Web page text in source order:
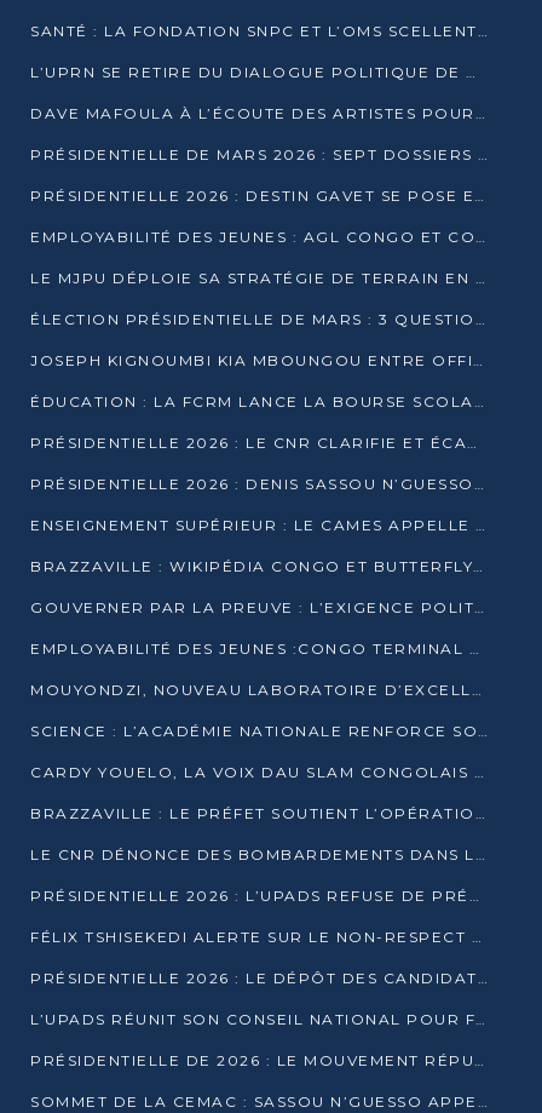
SANTÉ : LA FONDATION SNPC ET L’OMS SCELLENT UN PARTENARIAT STRATÉGIQUE DE TROIS ANS
L’UPRN SE RETIRE DU DIALOGUE POLITIQUE DE DJAMBALA : TENSIONS DANS LE PRÉ-ÉLECTORAL CONGOLAIS
DAVE MAFOULA À L’ÉCOUTE DES ARTISTES POUR REDÉFINIR SA POLITIQUE CULTURELLE
PRÉSIDENTIELLE DE MARS 2026 : SEPT DOSSIERS DE CANDIDATURE ENREGISTRÉS À LA CLÔTURE DES DÉPÔTS
PRÉSIDENTIELLE 2026 : DESTIN GAVET SE POSE EN CANDIDAT DU « RAS-LE-BOL »
EMPLOYABILITÉ DES JEUNES : AGL CONGO ET CONGO TERMINAL S’ALLIENT À UCAC-ICAM
LE MJPU DÉPLOIE SA STRATÉGIE DE TERRAIN EN FAVEUR DE DSN
ÉLECTION PRÉSIDENTIELLE DE MARS : 3 QUESTIONS À UN EXPERT CONGOLAIS DE LA CYBERSÉCURITÉ
JOSEPH KIGNOUMBI KIA MBOUNGOU ENTRE OFFICIELLEMENT EN COURSE POUR LA PRÉSIDENTIELLE
ÉDUCATION : LA FCRM LANCE LA BOURSE SCOLAIRE FRANCINE-NTOUMI POUR PROMOUVOIR LES FILIÈRES SCIENTIFIQUES
PRÉSIDENTIELLE 2026 : LE CNR CLARIFIE ET ÉCARTE LA CANDIDATURE DU PASTEUR NTUMI
PRÉSIDENTIELLE 2026 : DENIS SASSOU N’GUESSO ANNONCE OFFICIELLEMENT SA CANDIDATURE
ENSEIGNEMENT SUPÉRIEUR : LE CAMES APPELLE À UNE UNIVERSITÉ AFRICAINE AXÉE SUR L’EMPLOYABILITÉ
BRAZZAVILLE : WIKIPÉDIA CONGO ET BUTTERFLY SCELLENT UN PARTENARIAT POUR STRUCTURER LE BÉNÉVOLAT NUMÉRIQUE
GOUVERNER PAR LA PREUVE : L’EXIGENCE POLITIQUE DU XXIᵉ SIÈCLE
EMPLOYABILITÉ DES JEUNES :CONGO TERMINAL S’ALLIE À L’ESCIC POUR RAPPROCHER L’ÉCOLE DU TERRAIN
MOUYONDZI, NOUVEAU LABORATOIRE D’EXCELLENCE PÉDAGOGIQUE AVEC L’ENFICE
SCIENCE : L’ACADÉMIE NATIONALE RENFORCE SON ÉQUIPE ET TRACE SA FEUILLE DE ROUTE 2026
CARDY YOUELO, LA VOIX DAU SLAM CONGOLAIS QUI INTERPELLE LE MONDE
BRAZZAVILLE : LE PRÉFET SOUTIENT L’OPÉRATION « ZÉRO KULUNA » ET APPELLE À LA VIGILANCE CITOYENNE
LE CNR DÉNONCE DES BOMBARDEMENTS DANS LE POOL ET ACCUSE LE GOUVERNEMENT
PRÉSIDENTIELLE 2026 : L’UPADS REFUSE DE PRÉSENTER UN CANDIDAT ET DÉNONCE UN PROCESSUS NON CRÉDIBLE
FÉLIX TSHISEKEDI ALERTE SUR LE NON-RESPECT DES ENGAGEMENTS DE PAIX APRÈS SA RENCONTRE AVEC D. SASSOU-NGUESSO
PRÉSIDENTIELLE 2026 : LE DÉPÔT DES CANDIDATURES OUVERT DU 29 JANVIER AU 12 FÉVRIER
L’UPADS RÉUNIT SON CONSEIL NATIONAL POUR FIXER SA LIGNE POLITIQUE À DEUX MOIS DE LA PRÉSIDENTIELLE
PRÉSIDENTIELLE DE 2026 : LE MOUVEMENT RÉPUBLICAIN DÉNONCE UNE CONVOCATION ÉLECTORALE « OPAQUE ET PRÉCIPITÉE »
SOMMET DE LA CEMAC : SASSOU N’GUESSO APPELLE À LA VIGILANCE FACE AUX RISQUES ÉCONOMIQUES